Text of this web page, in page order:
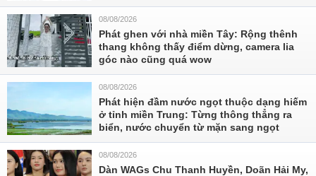
08/08/2026
Phát ghen với nhà miền Tây: Rộng thênh
thang không thấy điểm dừng, camera lia
góc nào cũng quá wow
08/08/2026
Phát hiện đầm nước ngọt thuộc dạng hiếm
ở tỉnh miền Trung: Từng thông thẳng ra
biển, nước chuyển từ mặn sang ngọt
08/08/2026
Dàn WAGs Chu Thanh Huyền, Doãn Hải My,